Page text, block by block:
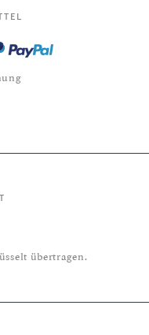
übertragen.